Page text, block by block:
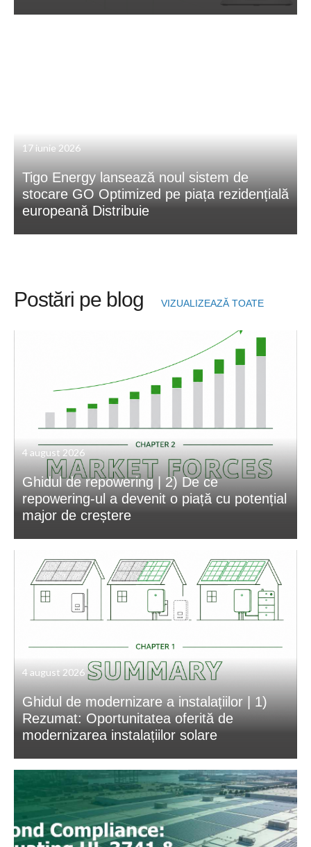
17 iunie 2026
Tigo Energy lansează noul sistem de
stocare GO Optimized pe piața rezidențială
europeană Distribuie
Postări pe blog VIZUALIZEAZĂ TOATE
4 august 2026
Ghidul de repowering | 2) De ce
repowering-ul a devenit o piață cu potențial
major de creștere
4 august 2026
Ghidul de modernizare a instalațiilor | 1)
Rezumat: Oportunitatea oferită de
modernizarea instalațiilor solare